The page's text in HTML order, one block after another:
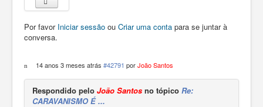
Por favor Iniciar sessão ou Criar uma conta para se juntar à
conversa.
14 anos 3 meses atrás #42791 porJoão Santos
Respondido pelo João Santos no tópico Re:
CARAVANISMO É ...